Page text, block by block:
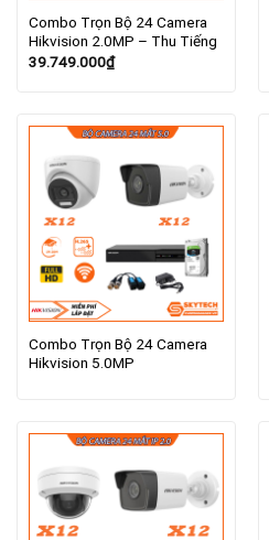
Combo Trọn Bộ 24 Camera
Hikvision 2.0MP – Thu Tiếng
39.749.000₫
Combo Trọn Bộ 24 Camera
Hikvision 5.0MP